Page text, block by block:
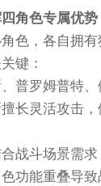
角色专属优势​
色，各自拥
键：​
普罗姆普特
长灵活攻击
战斗场景需
功能重叠导致